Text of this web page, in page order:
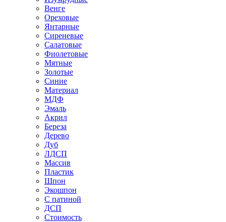
Венге
Ореховые
Янтарные
Сиреневые
Салатовые
Фиолетовые
Мятные
Золотые
Синие
Материал
МДФ
Эмаль
Акрил
Береза
Дерево
Дуб
ЛДСП
Массив
Пластик
Шпон
Экошпон
С патиной
ДСП
Стоимость